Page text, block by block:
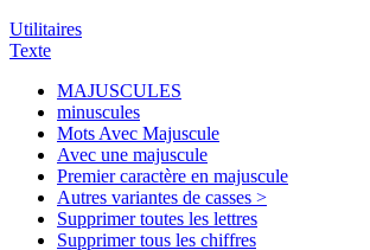
Utilitaires
Texte
MAJUSCULES
minuscules
Mots Avec Majuscule
Avec une majuscule
Premier caractère en majuscule
Autres variantes de casses >
Supprimer toutes les lettres
Supprimer tous les chiffres